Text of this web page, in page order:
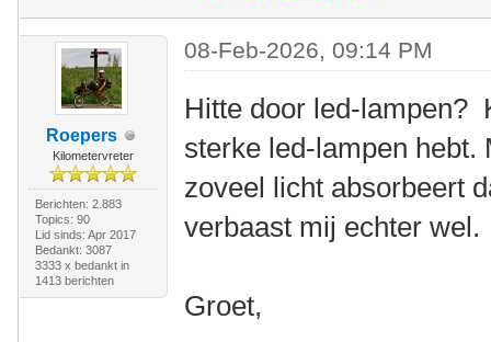
Roepers
Kilometervreter
Berichten: 2.883
Topics: 90
Lid sinds: Apr 2017
Bedankt: 3087
3333 x bedankt in
1413 berichten
08-Feb-2026, 09:14 PM
Hitte door led-lampen?
sterke led-lampen hebt.
zoveel licht absorbeert
verbaast mij echter wel.
Groet,